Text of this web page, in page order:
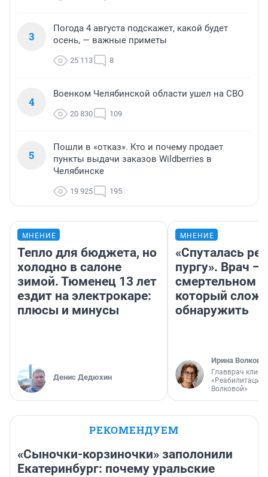
3
Погода 4 августа подскажет, какой будет
осень, — важные приметы
25 113 8
4
Военком Челябинской области ушел на СВО
20 830 109
5
Пошли в «отказ». Кто и почему продает
пункты выдачи заказов Wildberries в
Челябинске
19 925 195
МНЕНИЕ
Тепло для бюджета, но
холодно в салоне
зимой. Тюменец 13 лет
ездит на электрокаре:
плюсы и минусы
Денис Дедюхин
МНЕНИЕ
«Спуталась
пургу». Врач —
смертельном
который
обнаружить
Ирина Волкова
Главврач
«Реабилитация
Волковой»
РЕКОМЕНДУЕМ
«Сыночки-корзиночки» заполонили
Екатеринбург: почему уральские